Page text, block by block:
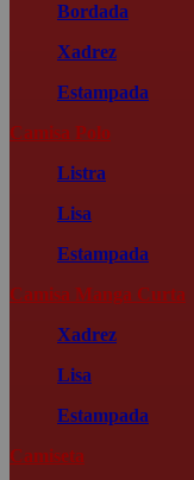
Bordada
Xadrez
Estampada
Camisa Polo
Listra
Lisa
Estampada
Camisa Manga Curta
Xadrez
Lisa
Estampada
Camiseta